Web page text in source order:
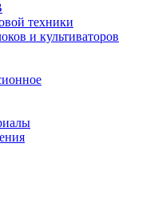
техники
и культиваторов